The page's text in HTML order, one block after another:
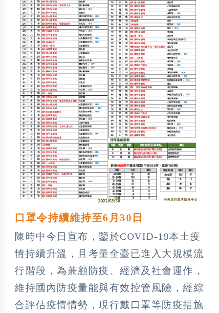
口罩令持續維持至6月30日
陳時中今日宣布，鑒於COVID-19本土疫
情持續升溫，且考量全臺已進入大規模流
行階段，為兼顧防疫、經濟及社會運作，
維持國內防疫量能與有效控管風險，經綜
合評估疫情情勢，現行戴口罩等防疫措施